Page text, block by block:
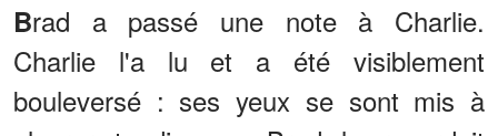
Brad a passé une note à Charlie.
Charlie l'a lu et a été visiblement
bouleversé : ses yeux se sont mis à